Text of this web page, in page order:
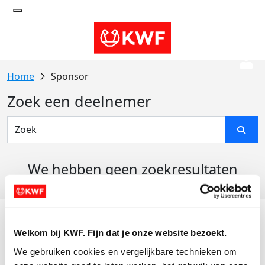
Welkom bij KWF. Fijn dat je onze website bezoekt.
We gebruiken cookies en vergelijkbare technieken om
Sponsor
Zoek een deelnemer
We hebben geen zoekresultaten
Actiematerialen
Evenementen